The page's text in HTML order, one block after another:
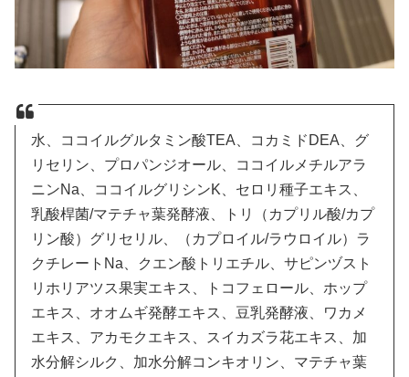
水、ココイルグルタミン酸TEA、コカミドDEA、グ
リセリン、プロパンジオール、ココイルメチルアラ
ニンNa、ココイルグリシンK、セロリ種子エキス、
乳酸桿菌/マテチャ葉発酵液、トリ（カプリル酸/カプ
リン酸）グリセリル、（カプロイル/ラウロイル）ラ
クチレートNa、クエン酸トリエチル、サピンヅスト
リホリアツス果実エキス、トコフェロール、ホップ
エキス、オオムギ発酵エキス、豆乳発酵液、ワカメ
エキス、アカモクエキス、スイカズラ花エキス、加
水分解シルク、加水分解コンキオリン、マテチャ葉